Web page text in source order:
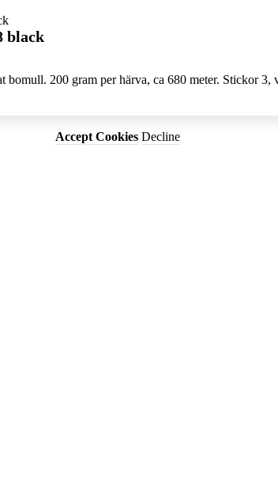
black
bomull. 200 gram per härva, ca 680 meter. Stickor
Accept Cookies Decline